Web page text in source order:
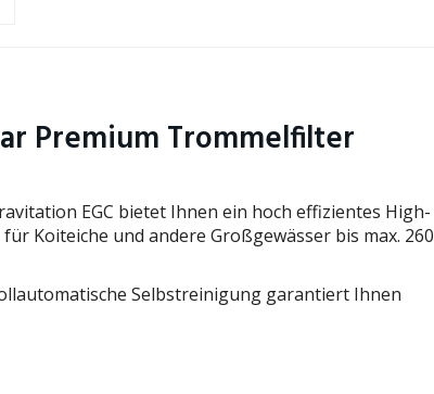
Premium Trommelfilter
EGC bietet Ihnen ein hoch effizientes High-
Koiteiche und andere Großgewässer bis max. 260
Selbstreinigung garantiert Ihnen